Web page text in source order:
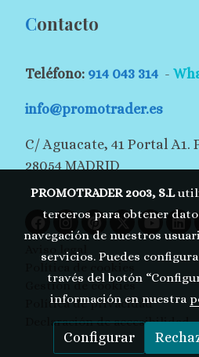
Contacto
Teléfono: 914 043 314 -
info@promotrader.es
C/ Aguacate, 41 Portal A1.
28054 MADRID
Aviso legal
Gestión de cookies
Política de privacidad
Declaración de accesibilidad
PROMOTRADER 2003, S.L
terceros para obtener
navegación de nuestros
servicios. Puedes
través del botón
información en nuestra
Configurar